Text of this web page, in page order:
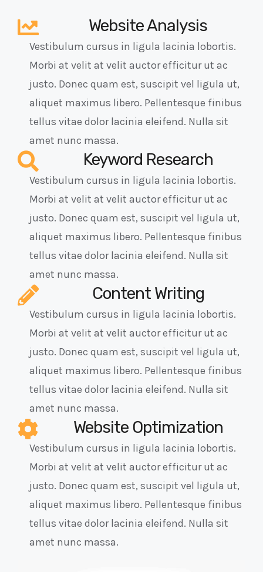
Website Analysis
Vestibulum cursus in ligula lacinia lobortis.
Morbi at velit at velit auctor efficitur ut ac
justo. Donec quam est, suscipit vel ligula ut,
aliquet maximus libero. Pellentesque finibus
tellus vitae dolor lacinia eleifend. Nulla sit
amet nunc massa.
Keyword Research
Vestibulum cursus in ligula lacinia lobortis.
Morbi at velit at velit auctor efficitur ut ac
justo. Donec quam est, suscipit vel ligula ut,
aliquet maximus libero. Pellentesque finibus
tellus vitae dolor lacinia eleifend. Nulla sit
amet nunc massa.
Content Writing
Vestibulum cursus in ligula lacinia lobortis.
Morbi at velit at velit auctor efficitur ut ac
justo. Donec quam est, suscipit vel ligula ut,
aliquet maximus libero. Pellentesque finibus
tellus vitae dolor lacinia eleifend. Nulla sit
amet nunc massa.
Website Optimization
Vestibulum cursus in ligula lacinia lobortis.
Morbi at velit at velit auctor efficitur ut ac
justo. Donec quam est, suscipit vel ligula ut,
aliquet maximus libero. Pellentesque finibus
tellus vitae dolor lacinia eleifend. Nulla sit
amet nunc massa.